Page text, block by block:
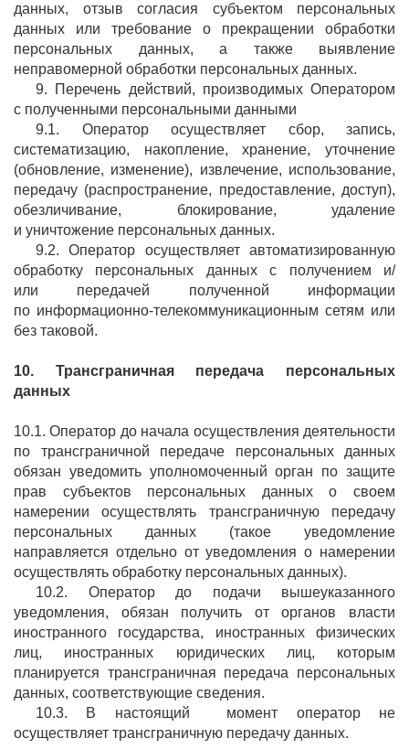
данных, отзыв согласия субъектом персональных
данных или требование о прекращении обработки
персональных данных, а также выявление
неправомерной обработки персональных данных.
9. Перечень действий, производимых Оператором
с полученными персональными данными
9.1. Оператор осуществляет сбор, запись,
систематизацию, накопление, хранение, уточнение
(обновление, изменение), извлечение, использование,
передачу (распространение, предоставление, доступ),
обезличивание, блокирование, удаление
и уничтожение персональных данных.
9.2. Оператор осуществляет автоматизированную
обработку персональных данных с получением и/
или передачей полученной информации
по информационно-телекоммуникационным сетям или
без таковой.
10. Трансграничная передача персональных
данных
10.1. Оператор до начала осуществления деятельности
по трансграничной передаче персональных данных
обязан уведомить уполномоченный орган по защите
прав субъектов персональных данных о своем
намерении осуществлять трансграничную передачу
персональных данных (такое уведомление
направляется отдельно от уведомления о намерении
осуществлять обработку персональных данных).
10.2. Оператор до подачи вышеуказанного
уведомления, обязан получить от органов власти
иностранного государства, иностранных физических
лиц, иностранных юридических лиц, которым
планируется трансграничная передача персональных
данных, соответствующие сведения.
10.3. В настоящий момент оператор не
осуществляет трансграничную передачу данных.